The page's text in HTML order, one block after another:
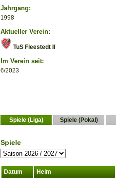
Jahrgang:
1998
Aktueller Verein:
TuS Fleestedt II
Im Verein seit:
6/2023
Spiele (Liga) Spiele (Pokal)
Spiele
Datum Heim